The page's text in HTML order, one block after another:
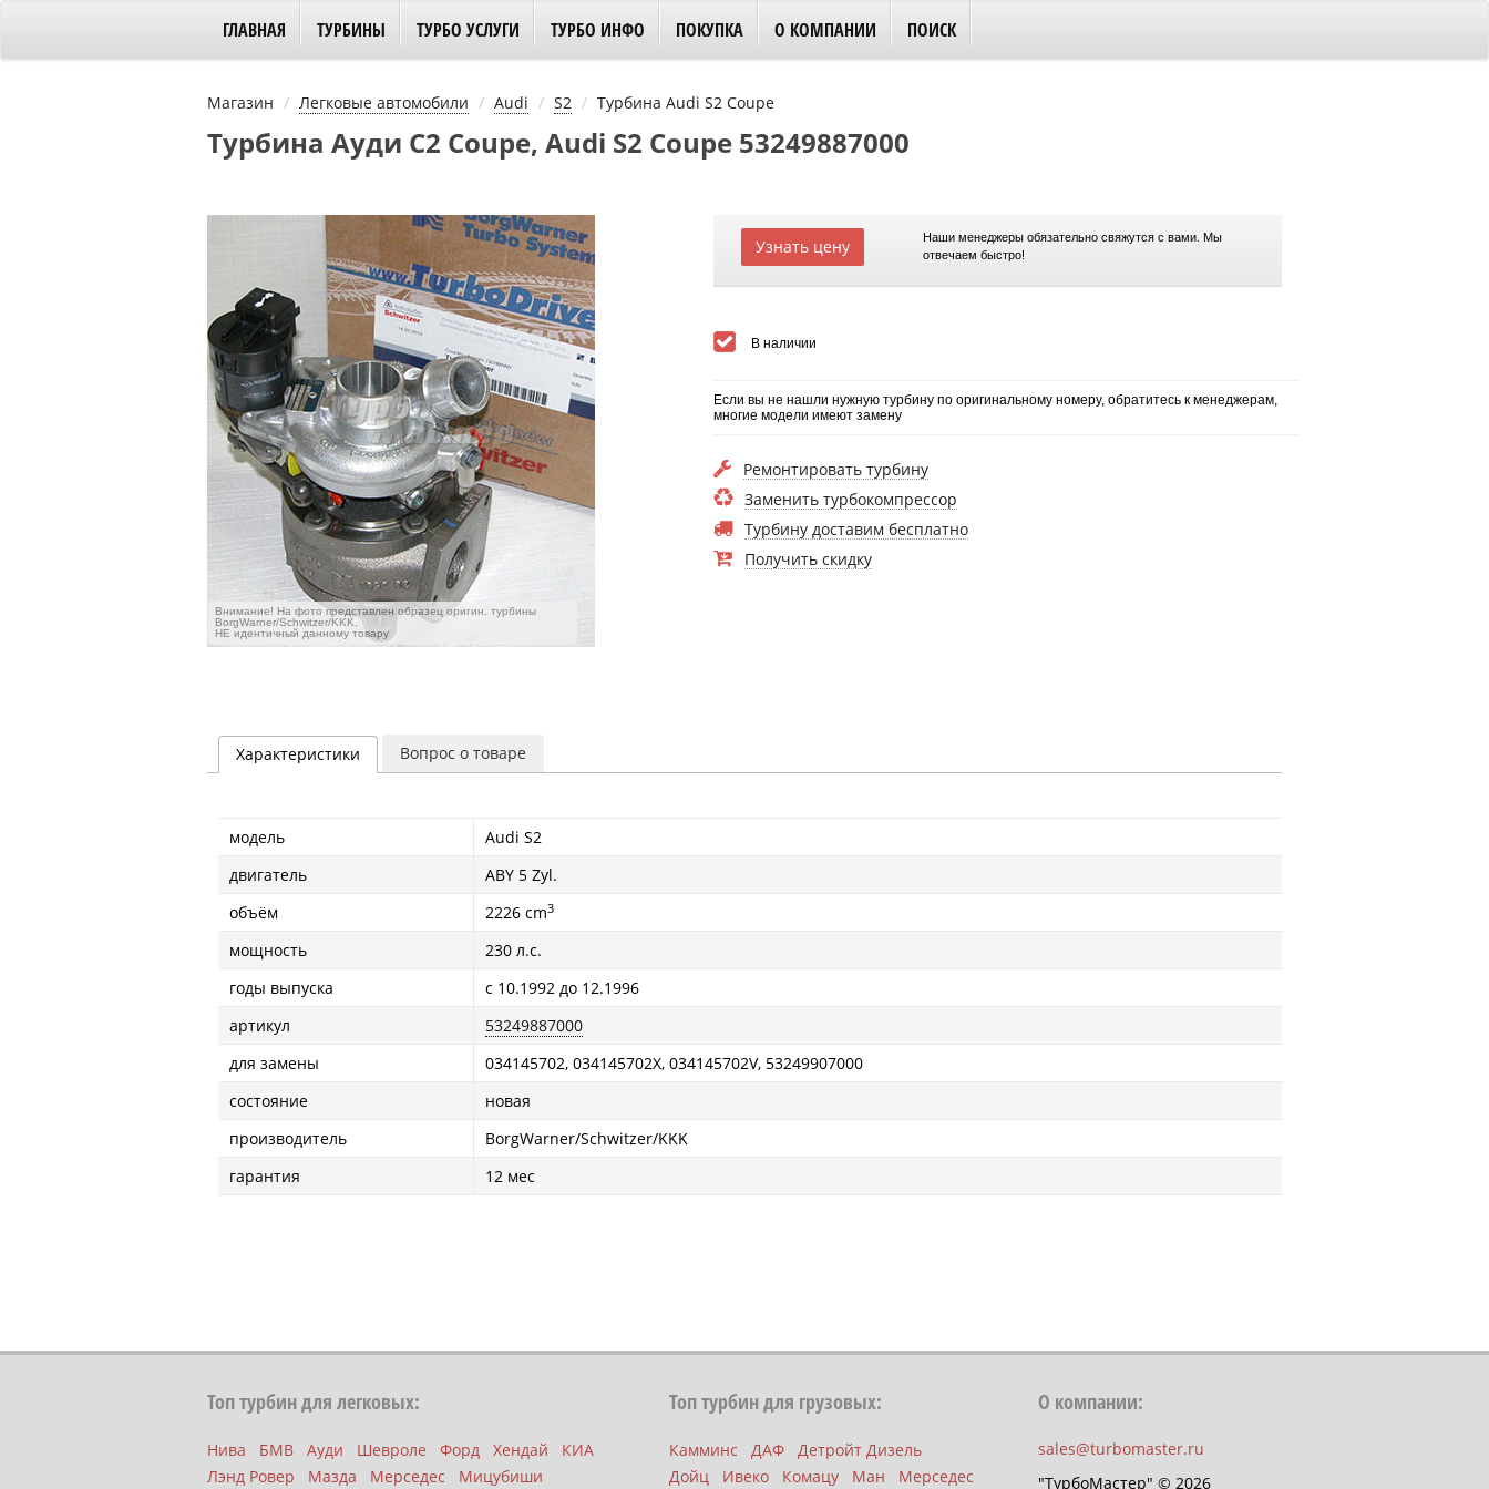
ГЛАВНАЯ ТУРБИНЫ ТУРБО УСЛУГИ ТУРБО ИНФО ПОКУПКА О КОМПАНИИ ПОИСК
Магазин Легковые автомобили Audi S2 Турбина Audi S2 Coupe
Турбина Ауди С2 Coupe, Audi S2 Coupe 53249887000
Внимание! На фото представлен образец оригин. турбины
BorgWarner/Schwitzer/KKK,
НЕ идентичный данному товару
Узнать цену
Наши менеджеры обязательно свяжутся с вами. Мы
отвечаем быстро!
В наличии
Если вы не нашли нужную турбину по оригинальному номеру, обратитесь к менеджерам,
многие модели имеют замену
Ремонтировать турбину
Заменить турбокомпрессор
Турбину доставим бесплатно
Получить скидку
Характеристики Вопрос о товаре
модель
Audi S2
двигатель
ABY 5 Zyl.
объём
2226 cm3
мощность
230 л.с.
годы выпуска
с 10.1992 до 12.1996
артикул
53249887000
для замены
034145702, 034145702X, 034145702V, 53249907000
состояние
новая
производитель
BorgWarner/Schwitzer/KKK
гарантия
12 мес
Топ турбин для легковых:
Нива БМВ Ауди Шевроле Форд Хендай
КИА
Лэнд Ровер
Мазда Мерседес Мицубиши
Топ турбин для грузовых:
Камминс ДАФ
Детройт Дизель
Дойц
Ивеко Комацу Ман Мерседес
О компании:
sales@turbomaster.ru
"ТурбоМастер" © 2026